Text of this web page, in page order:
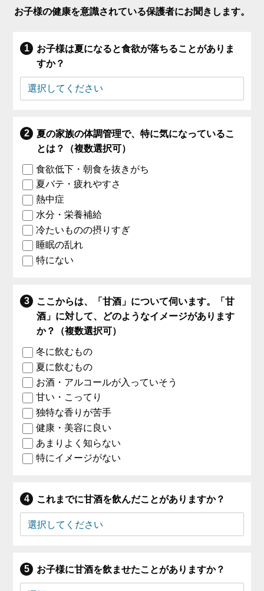
お子様の健康を意識されている保護者にお聞きします。
お子様は夏になると食欲が落ちることがありま
すか？
夏の家族の体調管理で、特に気になっているこ
とは？（複数選択可）
食欲低下・朝食を抜きがち
夏バテ・疲れやすさ
熱中症
水分・栄養補給
冷たいものの摂りすぎ
睡眠の乱れ
特にない
ここからは、「甘酒」について伺います。「甘
酒」に対して、どのようなイメージがあります
か？（複数選択可）
冬に飲むもの
夏に飲むもの
お酒・アルコールが入っていそう
甘い・こってり
独特な香りが苦手
健康・美容に良い
あまりよく知らない
特にイメージがない
これまでに甘酒を飲んだことがありますか？
お子様に甘酒を飲ませたことがありますか？